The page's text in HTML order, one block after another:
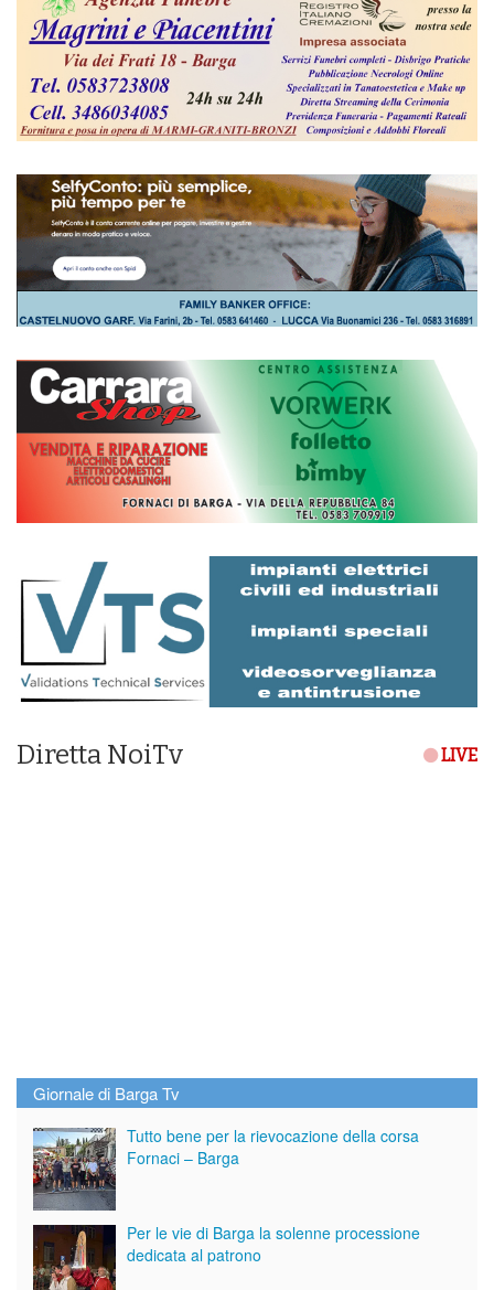
Diretta NoiTv LIVE
Giornale di Barga Tv
Tutto bene per la rievocazione della corsa
Fornaci – Barga
Per le vie di Barga la solenne processione
dedicata al patrono